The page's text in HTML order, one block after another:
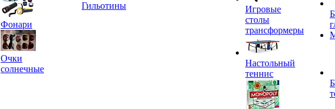
Фонари
Очки
солнечные
Гильотины
Игровые
столы
трансформеры
Настольный
теннис